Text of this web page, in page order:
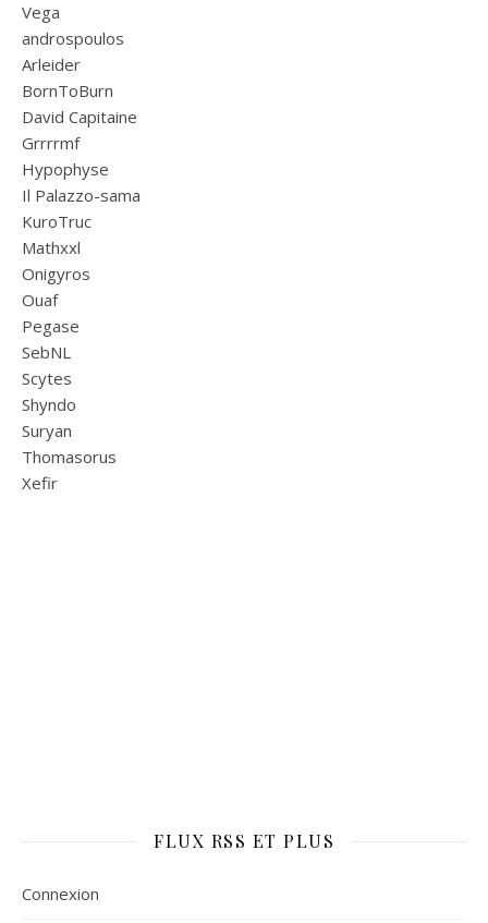
Vega
androspoulos
Arleider
BornToBurn
David Capitaine
Grrrrmf
Hypophyse
Il Palazzo-sama
KuroTruc
Mathxxl
Onigyros
Ouaf
Pegase
SebNL
Scytes
Shyndo
Suryan
Thomasorus
Xefir
FLUX RSS ET PLUS
Connexion